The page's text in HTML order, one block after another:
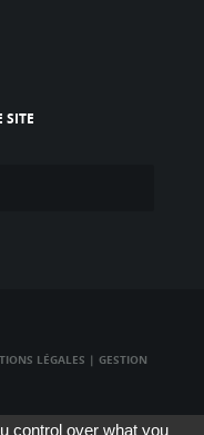
SITE
LÉGALES |GESTION
TAIWAN WEBCAM LIVE
control over what you